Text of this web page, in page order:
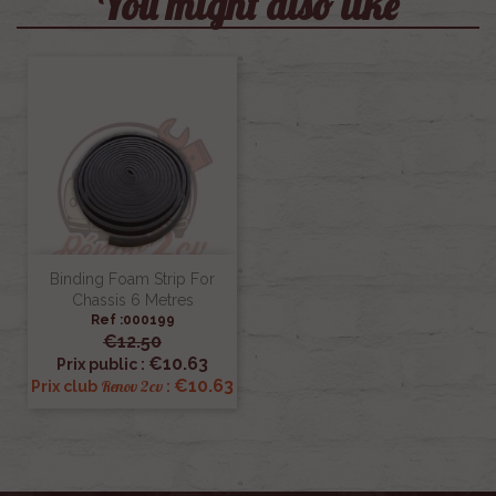
Binding Foam Strip For
Chassis 6 Metres
Ref :000199
€12.50
Prix public : €10.63
Prix club Renov 2cv : €10.63